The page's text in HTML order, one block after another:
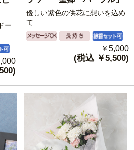
ー
優しい紫色の供花に想いを込め
て
￥5,000
(税込 ￥5,500)